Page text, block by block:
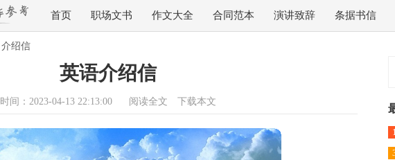
首页 职场文书 作文大全 合同范本 演讲致辞 条据书信
介绍信
英语介绍信
时间：2023-04-13 22:13:00 阅读全文 下载本文